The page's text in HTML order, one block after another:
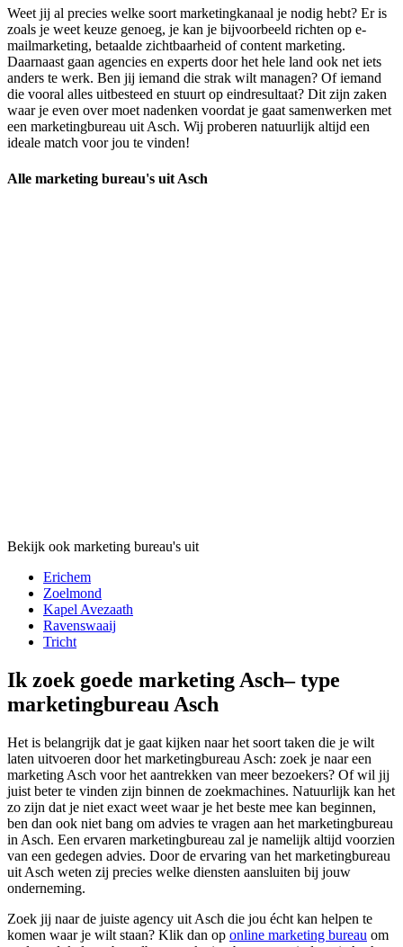
Weet jij al precies welke soort marketingkanaal je nodig hebt? Er is
zoals je weet keuze genoeg, je kan je bijvoorbeeld richten op e-
mailmarketing, betaalde zichtbaarheid of content marketing.
Daarnaast gaan agencies en experts door het hele land ook net iets
anders te werk. Ben jij iemand die strak wilt managen? Of iemand
die vooral alles uitbesteed en stuurt op eindresultaat? Dit zijn zaken
waar je even over moet nadenken voordat je gaat samenwerken met
een marketingbureau uit Asch. Wij proberen natuurlijk altijd een
ideale match voor jou te vinden!
Alle marketing bureau's uit Asch
Bekijk ook marketing bureau's uit
Erichem
Zoelmond
Kapel Avezaath
Ravenswaaij
Tricht
Ik zoek goede marketing Asch– type
marketingbureau Asch
Het is belangrijk dat je gaat kijken naar het soort taken die je wilt
laten uitvoeren door het marketingbureau Asch: zoek je naar een
marketing Asch voor het aantrekken van meer bezoekers? Of wil jij
juist beter te vinden zijn binnen de zoekmachines. Natuurlijk kan het
zo zijn dat je niet exact weet waar je het beste mee kan beginnen,
ben dan ook niet bang om advies te vragen aan het marketingbureau
in Asch. Een ervaren marketingbureau zal je namelijk altijd voorzien
van een gedegen advies. Door de ervaring van het marketingbureau
uit Asch weten zij precies welke diensten aansluiten bij jouw
onderneming.
Zoek jij naar de juiste agency uit Asch die jou écht kan helpen te
komen waar je wilt staan? Klik dan op online marketing bureau om